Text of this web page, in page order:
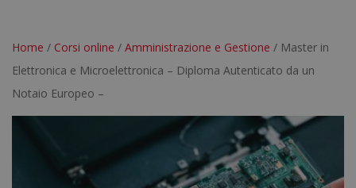
Home / Corsi online / Amministrazione e Gestione / Master in
Elettronica e Microelettronica – Diploma Autenticato da un
Notaio Europeo –